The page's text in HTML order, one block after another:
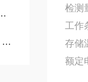
检测
工作
存储
额定